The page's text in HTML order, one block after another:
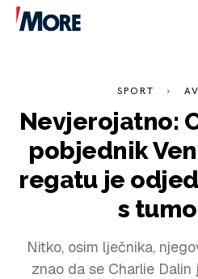
SPORT
SPORT
Nevjerojatno:
pobjednik
regatu je
s
Nitko, osim lječnika,
znao da se Charlie